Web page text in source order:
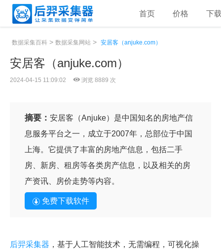
首页 价格 下
数据采集百科 > 数据采集网站 > 安居客（anjuke.com）
安居客（anjuke.com）
2024-04-15 11:09:02 浏览 8889 次
摘要： 安居客（Anjuke）是中国知名的房地产信
息服务平台之一，成立于2007年，总部位于中国
上海。它提供了丰富的房地产信息，包括二手
房、新房、租房等各类房产信息，以及相关的房
产资讯、房价走势等内容。
免费下载软件
后羿采集器 ，基于人工智能技术，无需编程，可视化操